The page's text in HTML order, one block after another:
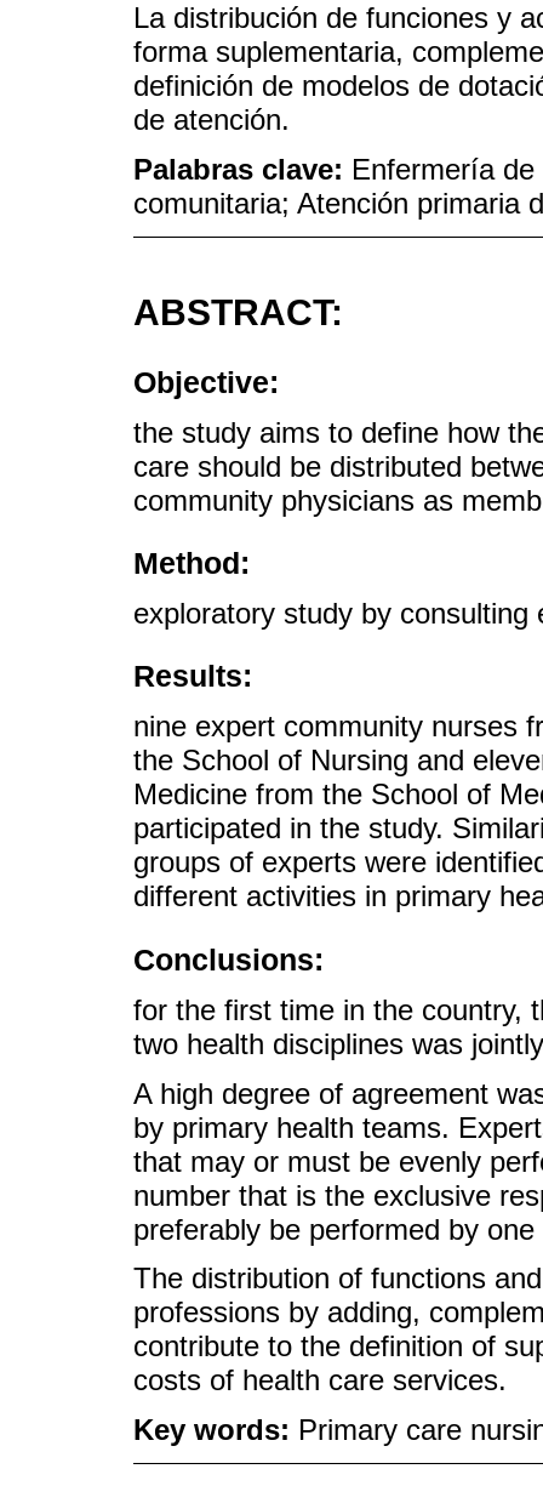
La distribución de funciones y
forma suplementaria,
definición de modelos de
de atención.
Palabras clave: Enfermería
comunitaria; Atención primaria
ABSTRACT:
Objective:
the study aims to define how
care should be distributed
community physicians as
Method:
exploratory study by
Results:
nine expert community nurses
the School of Nursing and
Medicine from the School of
participated in the study.
groups of experts were
different activities in primary
Conclusions:
for the first time in the country,
two health disciplines was
A high degree of agreement
by primary health teams.
that may or must be evenly
number that is the exclusive
preferably be performed by
The distribution of functions
professions by adding,
contribute to the definition of
costs of health care services.
Key words: Primary care